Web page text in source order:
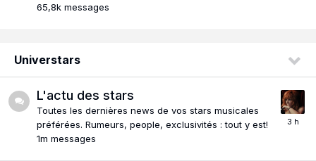
65,8k messages
Universtars
L'actu des stars
Toutes les dernières news de vos stars musicales
préférées. Rumeurs, people, exclusivités : tout y est!
1m messages